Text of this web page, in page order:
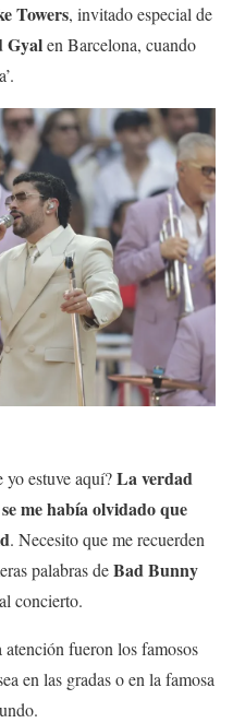
Towers, invitado especial de
Gyalen Barcelona, cuando
estuve aquí?La verdad
me había olvidado que
. Necesito que me recuerden
palabras deBad Bunny
concierto.
fueron los famosos
en las gradas o en la famosa